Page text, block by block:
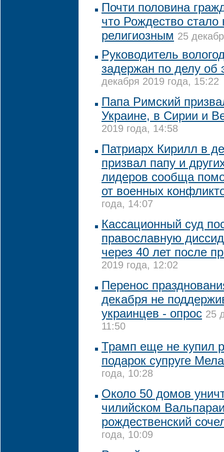
Почти половина
что Рождество стало
религиозным 25
Руководитель
задержан по делу об
декабря 2019 года, 15:22
Папа Римский
Украине, в Сирии и
2019 года, 14:58
Патриарх Кирилл в
призвал папу и
лидеров сообща
от военных
года, 14:07
Кассационный суд
православную
через 40 лет после
2019 года, 12:02
Перенос
декабря не
украинцев - опрос 25
11:50
Трамп еще не купил
подарок супруге
года, 10:28
Около 50 домов
чилийском
рождественский
года, 10:09